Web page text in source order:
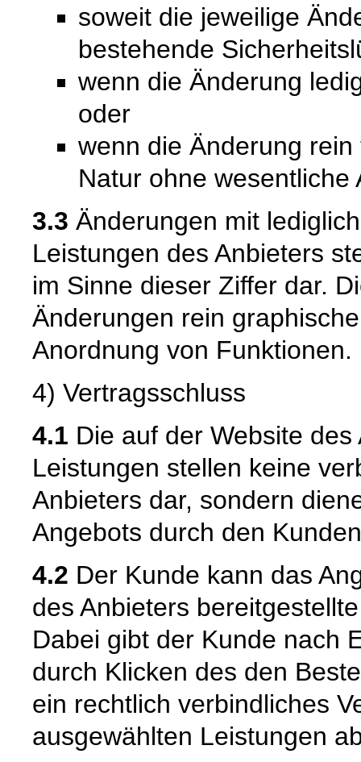
soweit die jeweilige
bestehende
wenn die Änderung
oder
wenn die Änderung
Natur ohne
3.3 Änderungen mit
Leistungen des Anbieters
im Sinne dieser Ziffer dar.
Änderungen rein
Anordnung von Funktionen.
4) Vertragsschluss
4.1 Die auf der Website
Leistungen stellen keine
Anbieters dar, sondern
Angebots durch den
4.2 Der Kunde kann das
des Anbieters
Dabei gibt der Kunde nach
durch Klicken des den
ein rechtlich verbindliches
ausgewählten Leistungen